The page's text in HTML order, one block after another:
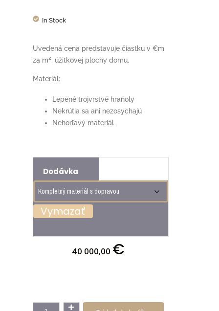
In Stock
Uvedená cena predstavuje čiastku v €m
za m2, úžitkovej plochy domu.
Materiál:
Lepené trojvrstvé hranoly
Nekrútia sa ani nezosychajú
Nehorľavý materiál
Dodávka
Vymazať
40 000,00 €